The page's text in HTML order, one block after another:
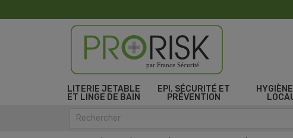
par France Sécurité
LITERIE JETABLE
ET LINGE DE BAIN
EPI, SÉCURITÉ ET
PRÉVENTION